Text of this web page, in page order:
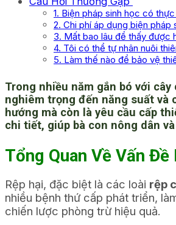
1. Biện pháp sinh học có
2. Chi phí áp dụng biện
3. Mất bao lâu để thấy được
4. Tôi có thể tự nhân nuôi
5. Làm thế nào để bảo vệ
Trong nhiều năm gắn bó với
nghiêm trọng đến năng suất và
hướng mà còn là yêu cầu cấp
chi tiết, giúp bà con nông dân
Tổng Quan Về Vấn Đề
Rệp hại, đặc biệt là các loài rệp
nhiều bệnh thứ cấp phát triển,
chiến lược phòng trừ hiệu quả.